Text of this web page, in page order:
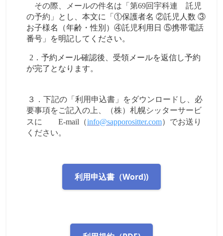
その際、メールの件名は 「第69回宇科連 託児
の予約」
とし、本文に「①保護者名 ②託児人数 ③
お子様名（年齢・性別）④託児利用日 ⑤携帯電話
番号」を明記してください。
2 ．予約メール確認後、受領メールを返信し予約
が完了となります。
３．下記の「利用申込書」をダウンロードし、必
要事項をご記入の上、（株）札幌シッターサービ
スに E-mail （info@sapporositter.com）でお送り
ください。
利用申込書（Word))